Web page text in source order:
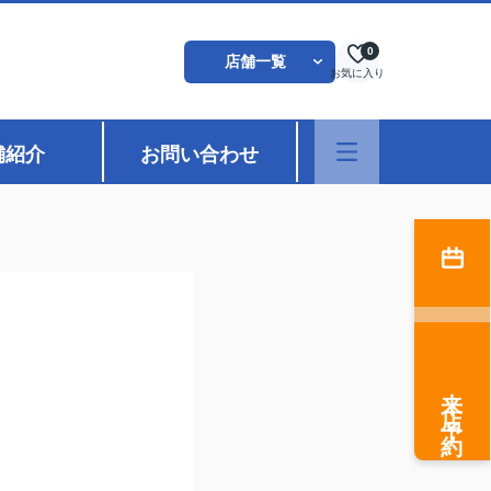
店舗一覧
お気に入り
0
紹介 お問い合わせ
来店予約